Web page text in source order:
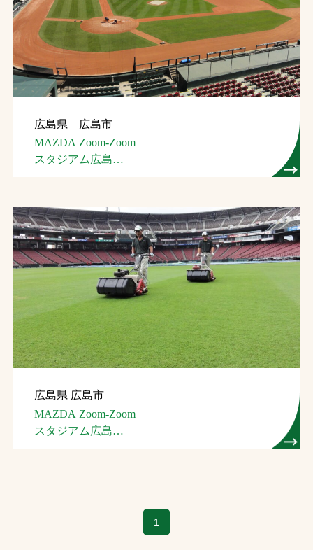
広島県 広島市
MAZDA Zoom-Zoom
スタジアム広島
広島県 広島市
MAZDA Zoom-Zoom
スタジアム広島
1